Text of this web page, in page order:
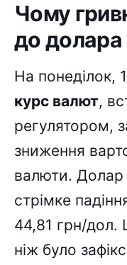
Чому
до долара
На понеділок,
курс валют,
регулятором,
зниження
валюти.
стрімке
44,81 грн/дол.
ніж було